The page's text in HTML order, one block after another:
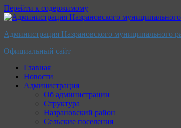
Перейти к содержимому
Администрация Назрановского муниципального
Официальный сайт
Главная
Новости
Администрация
Об администрации
Структура
Назрановский район
Сельские поселения